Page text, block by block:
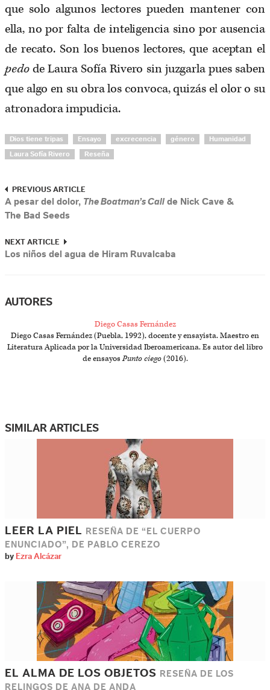
que solo algunos lectores pueden mantener con
ella, no por falta de inteligencia sino por ausencia
de recato. Son los buenos lectores, que aceptan el
pedode Laura Sofía Rivero sin juzgarla pues saben
que algo en su obra los convoca, quizás el olor o su
atronadora impudicia.
Dios tiene tripas Ensayo excrecencia género Humanidad
Laura Sofía Rivero Reseña
PREVIOUS ARTICLE
A pesar del dolor, The Boatman’s Call de Nick Cave &
The Bad Seeds
NEXT ARTICLE
Los niños del agua de Hiram Ruvalcaba
AUTORES
Diego Casas Fernández
Diego Casas Fernández (Puebla, 1992), docente y ensayista. Maestro en
Literatura Aplicada por la Universidad Iberoamericana. Es autor del libro
de ensayosPunto ciego(2016).
SIMILAR ARTICLES
LEER LA PIEL
RESEÑA DE “EL CUERPO
ENUNCIADO”, DE PABLO CEREZO
by Ezra Alcázar
EL ALMA DE LOS OBJETOS RESEÑA DE LOS
RELINGOS DE ANA DE ANDA